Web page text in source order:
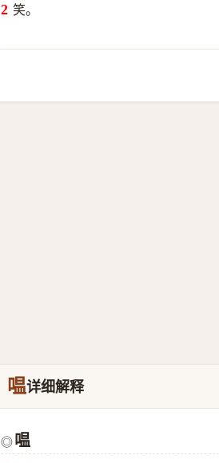
笑。
嗢详细解释
◎嗢